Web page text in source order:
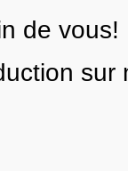
de vous!
sur